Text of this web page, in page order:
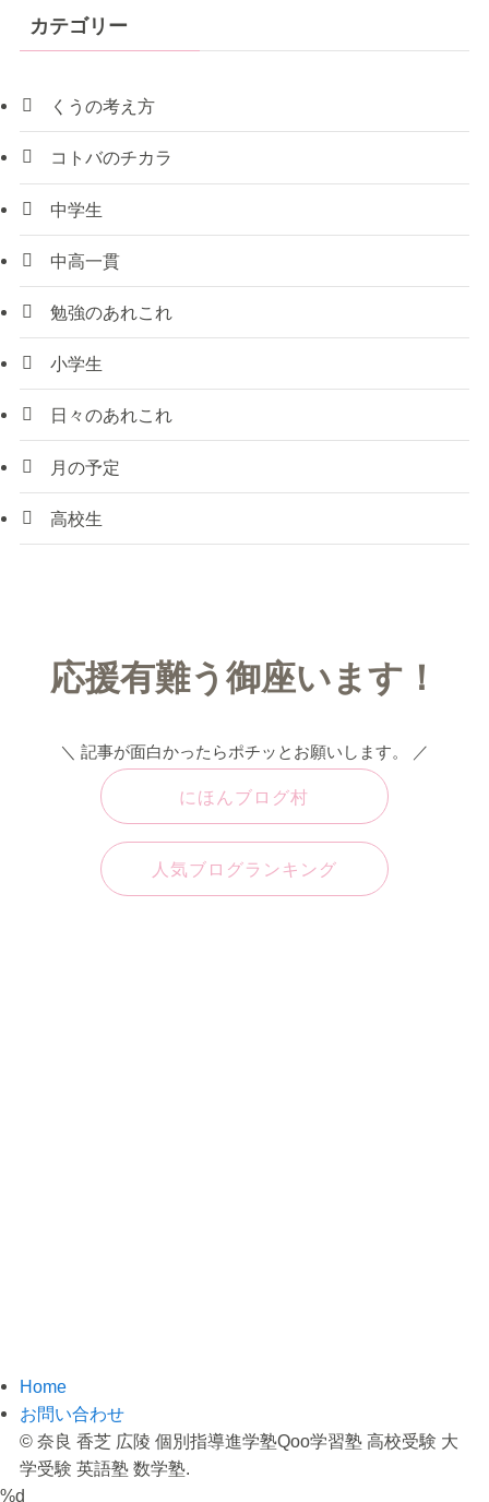
カテゴリー
くうの考え方
コトバのチカラ
中学生
中高一貫
勉強のあれこれ
小学生
日々のあれこれ
月の予定
高校生
応援有難う御座います！
＼ 記事が面白かったらポチッとお願いします。 ／
にほんブログ村
人気ブログランキング
Home
お問い合わせ
©奈良 香芝 広陵 個別指導進学塾Qoo学習塾 高校受験 大
学受験 英語塾 数学塾.
%d